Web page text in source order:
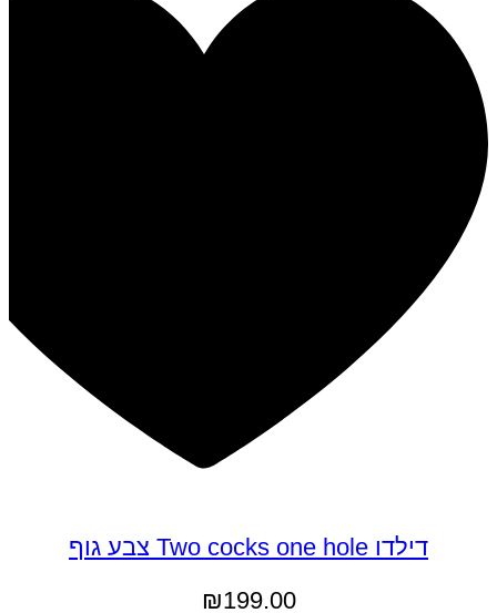
דילדו Two cocks one hole צבע גוף
₪199.00